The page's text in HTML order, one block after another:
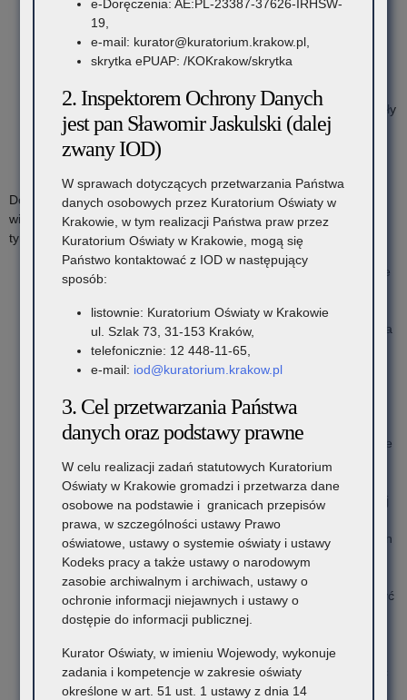
porządkowanie wewnętrzne jednostek archiwalnych;
opracowanie środków ewidencyjnych (spisów zdawczo-
odbiorczych) w wersji papierowej jak i elektronicznej;
zapakowanie dokumentacji w pudła archiwalne i oznaczenie
ich etykietą lub pieczątką z informacją dotyczącą nazwy szkoły
lub placówki;
opisanie poprzez oznaczenie poszczególnych jednostek
Dokumentacja przekazywana do Kuratorium Oświaty w Krakowie
winna być przygotowana zgodnie z przepisami obowiązującymi w
tym zakresie w archiwach państwowych.
Prawidłowo wypełnione arkusze ocen powinny być oprawione
lub umieszczone w wiązanych teczkach aktowych z tektury
bezkwasowej o gramaturze 250-300 g/m 2, o grubości
nieprzekraczającej 5 cm. Jeżeli grubość jednostki przekracza
5 cm, należy jednostkę podzielić na tomy – chyba że jest to
niemożliwe z przyczyn fizycznych. Prawidłowy opis teczki
Pozycje powinny mieć naniesione ołówkiem tymczasowe
sygnatury (numer ze spisu zdawczo–odbiorczego);
Dokumentację kategorii A należy zapakować w teczki wiązane
bezkwasowe o gramaturze 250-300 g/m
, spaginować (tzn.
mieć ponumerowane zapisane strony, ołówkiem w górnym
prawym rogu strony), umieścić informację o ilości stron danej
pozycji naniesioną ołówkiem na wewnętrznej stronie teczki –
np. „Niniejsza teczka (księga, poszyt, zeszyt) zawiera…. stron
kolejno ponumerowanych [miejscowość, data, podpis osoby
numerującej akta]”. Z akt należy usunąć części metalowe i
plastikowe (np. spinacze, zszywki, koszulki). Pozycje mają być
zapakowane w tekturowe pudła archiwalne (typu
kat. A), wolne miejsce w pudłach powinno być w miarę
możliwości maksymalnie wykorzystane, należy jednak unikać
upychania pudeł „na siłę” (pudło po zapakowaniu nie może
e-Doręczenia: AE:PL-23387-37626-IRHSW-
19,
e-mail: kurator@kuratorium.krakow.pl,
skrytka ePUAP: /KOKrakow/skrytka
2. Inspektorem Ochrony Danych
jest pan Sławomir Jaskulski (dalej
zwany IOD)
W sprawach dotyczących przetwarzania Państwa
danych osobowych przez Kuratorium Oświaty w
Krakowie, w tym realizacji Państwa praw przez
Kuratorium Oświaty w Krakowie, mogą się
Państwo kontaktować z IOD w następujący
sposób:
listownie: Kuratorium Oświaty w Krakowie
ul. Szlak 73, 31-153 Kraków,
telefonicznie: 12 448-11-65,
e-mail: iod@kuratorium.krakow.pl
3. Cel przetwarzania Państwa
danych oraz podstawy prawne
W celu realizacji zadań statutowych Kuratorium
Oświaty w Krakowie gromadzi i przetwarza dane
osobowe na podstawie i granicach przepisów
prawa, w szczególności ustawy Prawo
oświatowe, ustawy o systemie oświaty i ustawy
Kodeks pracy a także ustawy o narodowym
zasobie archiwalnym i archiwach, ustawy o
ochronie informacji niejawnych i ustawy o
dostępie do informacji publicznej.
Kurator Oświaty, w imieniu Wojewody, wykonuje
zadania i kompetencje w zakresie oświaty
określone w art. 51 ust. 1 ustawy z dnia 14